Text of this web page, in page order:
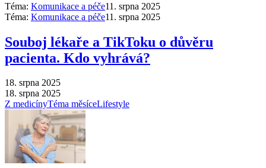
Téma: Komunikace a péče11. srpna 2025
Téma: Komunikace a péče11. srpna 2025
Souboj lékaře a TikToku o důvěru
pacienta. Kdo vyhrává?
18. srpna 2025
18. srpna 2025
Z medicínyTéma měsíceLifestyle